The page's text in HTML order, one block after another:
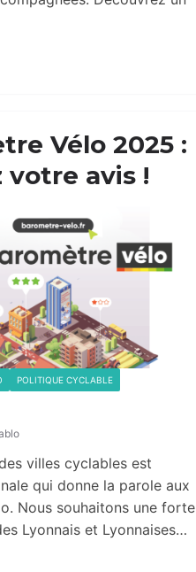
Vélo 2025 :
votre avis !
POLITIQUE CYCLABLE
villes cyclables est
qui donne la parole aux
Nous souhaitons une forte
Lyonnais et Lyonnaises…